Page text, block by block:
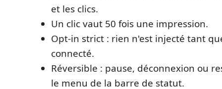
et les clics.
Un clic vaut 50 fois une impression.
Opt-in strict : rien n'est injecté tant
connecté.
Réversible : pause, déconnexion ou
le menu de la barre de statut.